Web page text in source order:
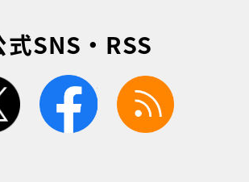
式SNS・RSS
twitter facebook